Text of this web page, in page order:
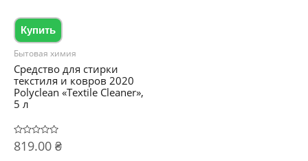
Купить
Бытовая химия
Средство для стирки
текстиля и ковров 2020
Polyclean «Textile Cleaner»,
5 л
Оценка
0
819.00 ₴